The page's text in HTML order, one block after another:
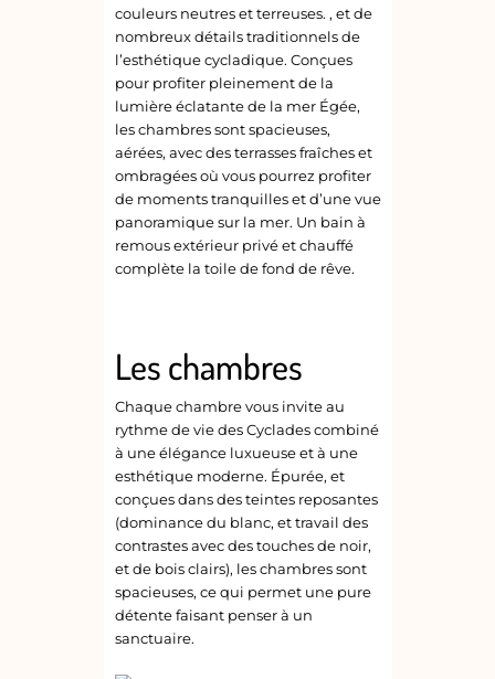
couleurs neutres et terreuses. , et de
nombreux détails traditionnels de
l’esthétique cycladique. Conçues
pour profiter pleinement de la
lumière éclatante de la mer Égée,
les chambres sont spacieuses,
aérées, avec des terrasses fraîches et
ombragées où vous pourrez profiter
de moments tranquilles et d’une vue
panoramique sur la mer. Un bain à
remous extérieur privé et chauffé
complète la toile de fond de rêve.
Les chambres
Chaque chambre vous invite au
rythme de vie des Cyclades combiné
à une élégance luxueuse et à une
esthétique moderne. Épurée, et
conçues dans des teintes reposantes
(dominance du blanc, et travail des
contrastes avec des touches de noir,
et de bois clairs), les chambres sont
spacieuses, ce qui permet une pure
détente faisant penser à un
sanctuaire.